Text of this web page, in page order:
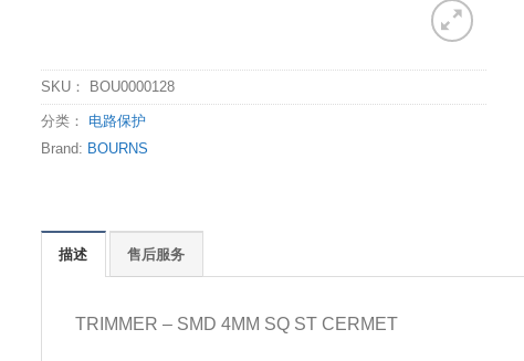
SKU： BOU0000128
分类： 电路保护
Brand: BOURNS
描述 售后服务
TRIMMER – SMD 4MM SQ ST CERMET